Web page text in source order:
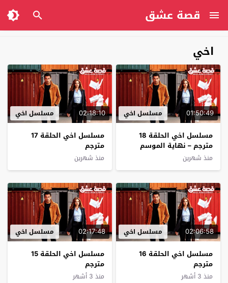
قصة عشق
اخي
01:50:49 مسلسل اخي
مسلسل اخي الحلقة 18
مترجم – نهاية الموسم
منذ شهرين
02:18:10 مسلسل اخي
مسلسل اخي الحلقة 17
مترجم
منذ شهرين
02:06:58 مسلسل اخي
مسلسل اخي الحلقة 16
مترجم
منذ 3 أشهر
02:17:48 مسلسل اخي
مسلسل اخي الحلقة 15
مترجم
منذ 3 أشهر